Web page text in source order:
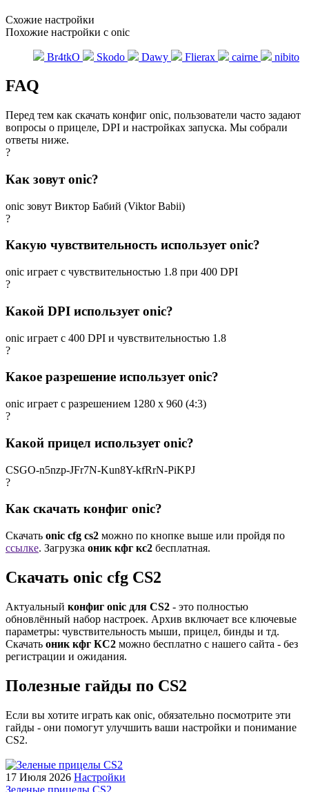
Схожие настройки
Похожие настройки с onic
Br4tkO Skodo Dawy Flierax cairne nibito
FAQ
Перед тем как скачать конфиг onic, пользователи часто задают
вопросы о прицеле, DPI и настройках запуска. Мы собрали
ответы ниже.
?
Как зовут onic?
onic зовут Виктор Бабий (Viktor Babii)
?
Какую чувствительность использует onic?
onic играет с чувствительностью 1.8 при 400 DPI
?
Какой DPI использует onic?
onic играет с 400 DPI и чувствительностью 1.8
?
Какое разрешение использует onic?
onic играет с разрешением 1280 x 960 (4:3)
?
Какой прицел использует onic?
CSGO-n5nzp-JFr7N-Kun8Y-kfRrN-PiKPJ
?
Как скачать конфиг onic?
Скачать onic cfg cs2 можно по кнопке выше или пройдя по
ссылке. Загрузка оник кфг кс2 бесплатная.
Скачать onic cfg CS2
Актуальный конфиг onic для CS2 - это полностью
обновлённый набор настроек. Архив включает все ключевые
параметры: чувствительность мыши, прицел, бинды и тд.
Скачать оник кфг КС2 можно бесплатно с нашего сайта - без
регистрации и ожидания.
Полезные гайды по CS2
Если вы хотите играть как onic, обязательно посмотрите эти
гайды - они помогут улучшить ваши настройки и понимание
CS2.
17 Июля 2026 Настройки
Зеленые прицелы CS2